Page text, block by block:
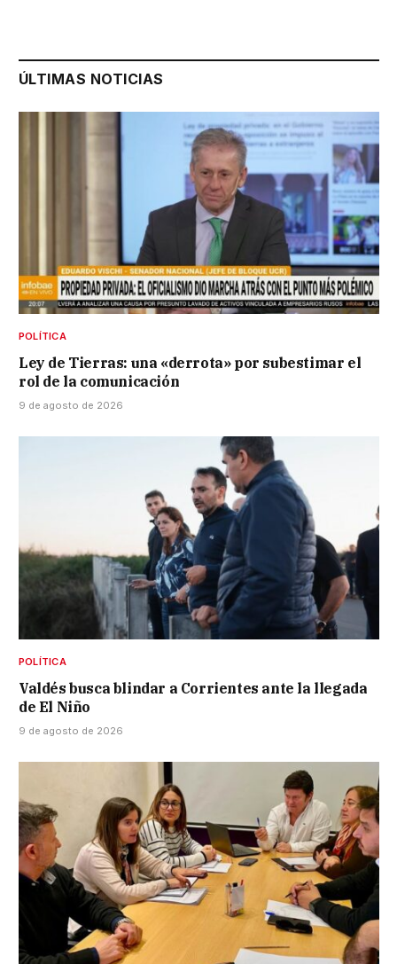
ÚLTIMAS NOTICIAS
POLÍTICA
Ley de Tierras: una «derrota» por subestimar el
rol de la comunicación
9 de agosto de 2026
POLÍTICA
Valdés busca blindar a Corrientes ante la llegada
de El Niño
9 de agosto de 2026